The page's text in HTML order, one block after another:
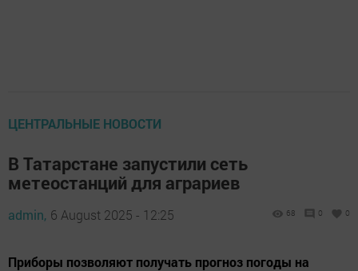
ЦЕНТРАЛЬНЫЕ НОВОСТИ
В Татарстане запустили сеть
метеостанций для аграриев
admin, 6 August 2025 - 12:25 68 0 0
Приборы позволяют получать прогноз погоды на